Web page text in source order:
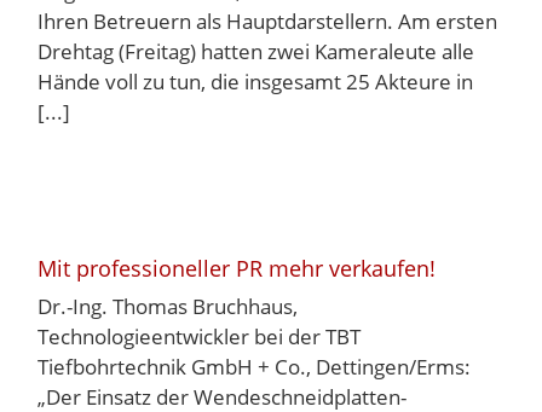
Ihren Betreuern als Hauptdarstellern. Am ersten
Drehtag (Freitag) hatten zwei Kameraleute alle
Hände voll zu tun, die insgesamt 25 Akteure in
[...]
Mit professioneller PR mehr verkaufen!
Dr.-Ing. Thomas Bruchhaus,
Technologieentwickler bei der TBT
Tiefbohrtechnik GmbH + Co., Dettingen/Erms:
„Der Einsatz der Wendeschneidplatten-